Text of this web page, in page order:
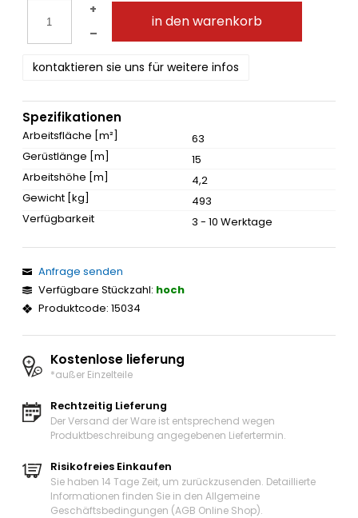
+
–
in den warenkorb
kontaktieren sie uns für weitere infos
Spezifikationen
Arbeitsfläche [m²]
63
Gerüstlänge [m]
15
Arbeitshöhe [m]
4,2
Gewicht [kg]
493
Verfügbarkeit
3 - 10 Werktage
Anfrage senden
Verfügbare Stückzahl: hoch
Produktcode: 15034
Kostenlose lieferung
*außer Einzelteile
Rechtzeitig Lieferung
Der Versand der Ware ist entsprechend wegen
Produktbeschreibung angegebenen Liefertermin.
Risikofreies Einkaufen
Sie haben 14 Tage Zeit, um zurückzusenden. Detaillierte
Informationen finden Sie in den Allgemeine
Geschäftsbedingungen (AGB Online Shop).